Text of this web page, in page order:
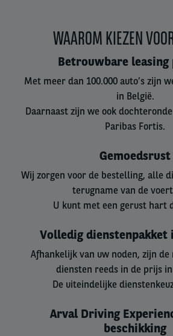
WAAROM KIEZEN
Betrouwbare
Met meer dan 100.000 auto’s zijn
in België.
Daarnaast zijn we ook
Paribas Fortis.
Gemoedsrust
Wij zorgen voor de bestelling, alle
terugname van de
U kunt met een gerust hart
Volledig dienstenpakket
Afhankelijk van uw noden, zijn de
diensten reeds in de prijs
De uiteindelijke
Arval Driving
beschikking